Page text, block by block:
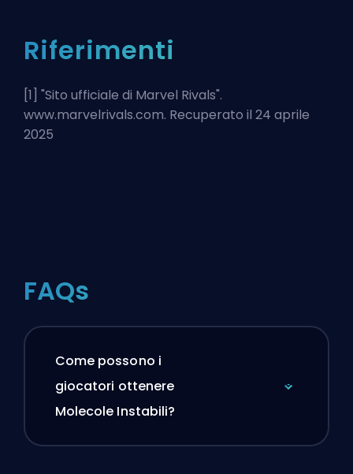
Riferimenti
[1] "Sito ufficiale di Marvel Rivals".
www.marvelrivals.com. Recuperato il 24 aprile
2025
FAQs
Come possono i
giocatori ottenere
Molecole Instabili?